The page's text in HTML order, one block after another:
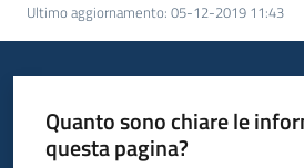
Ultimo aggiornamento: 05-12-2019 11:43
Quanto sono chiare le
questa pagina?